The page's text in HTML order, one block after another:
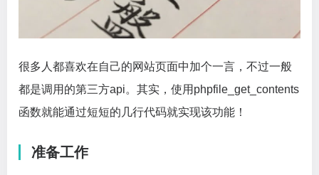
很多人都喜欢在自己的网站页面中加个一言，不过一般
都是调用的第三方api。其实，使用phpfile_get_contents
函数就能通过短短的几行代码就实现该功能！
准备工作